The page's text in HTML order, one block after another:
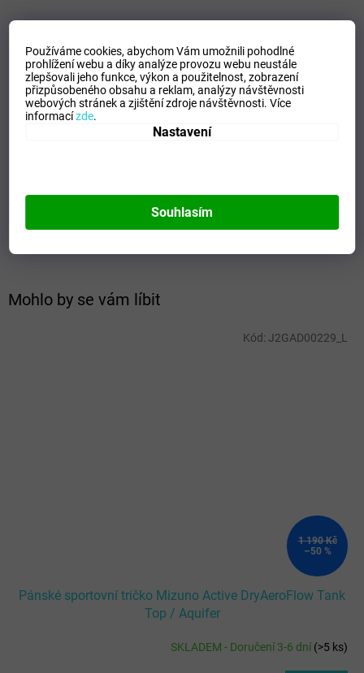
Používáme cookies, abychom Vám umožnili pohodlné
prohlížení webu a díky analýze provozu webu neustále
zlepšovali jeho funkce, výkon a použitelnost,zobrazení
přizpůsobeného obsahu a reklam, analýzy návštěvnosti
webových stránek a zjištění zdroje návštěvnosti.Více
informacízde.
Nastavení
Souhlasím
Mohlo by se vám líbit
1 190 Kč
–50 %
Pánské sportovní tričko Mizuno Active DryAeroFlow Tank
Top / Aquifer
SKLADEM - Doručení 3-6 dní(>5 ks)
Kód: J2GAD00229_L
VELIKOSTNÍ TABULKA_MIZUNO
Doplňkové parametry
Velikost:
S